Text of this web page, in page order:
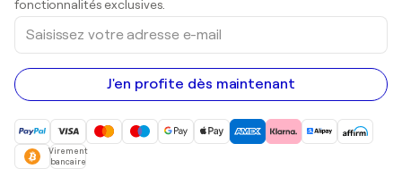
fonctionnalités exclusives.
Saisissez
votre
adresse
e-
mail
J'en profite dès maintenant
Virement
bancaire